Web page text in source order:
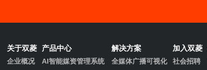
关于双菱
企业概况
产品中心
AI智能媒资管理系统
解决方案
全媒体广播可视化
加入双菱
社会招聘